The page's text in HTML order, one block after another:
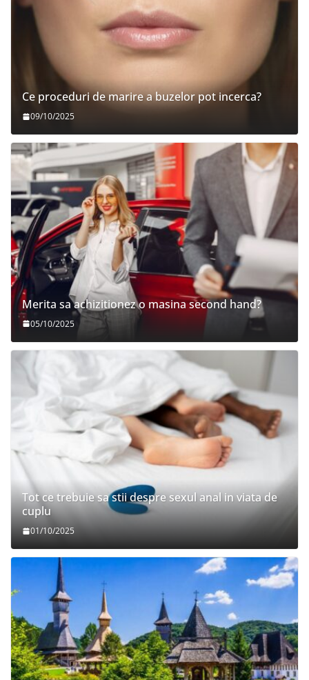
Ce proceduri de marire a buzelor pot incerca?
09/10/2025
Merita sa achizitionez o masina second hand?
05/10/2025
Tot ce trebuie sa stii despre sexul anal in viata de
cuplu
01/10/2025